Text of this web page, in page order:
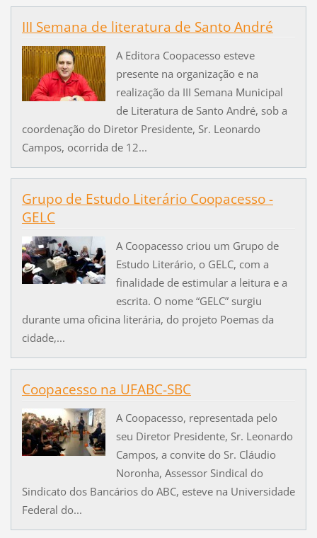
III Semana de literatura de Santo André
A Editora Coopacesso esteve
presente na organização e na
realização da III Semana Municipal
de Literatura de Santo André, sob a
coordenação do Diretor Presidente, Sr. Leonardo
Campos, ocorrida de 12...
Grupo de Estudo Literário Coopacesso -
GELC
A Coopacesso criou um Grupo de
Estudo Literário, o GELC, com a
finalidade de estimular a leitura e a
escrita. O nome “GELC” surgiu
durante uma oficina literária, do projeto Poemas da
cidade,...
Coopacesso na UFABC-SBC
A Coopacesso, representada pelo
seu Diretor Presidente, Sr. Leonardo
Campos, a convite do Sr. Cláudio
Noronha, Assessor Sindical do
Sindicato dos Bancários do ABC, esteve na Universidade
Federal do...